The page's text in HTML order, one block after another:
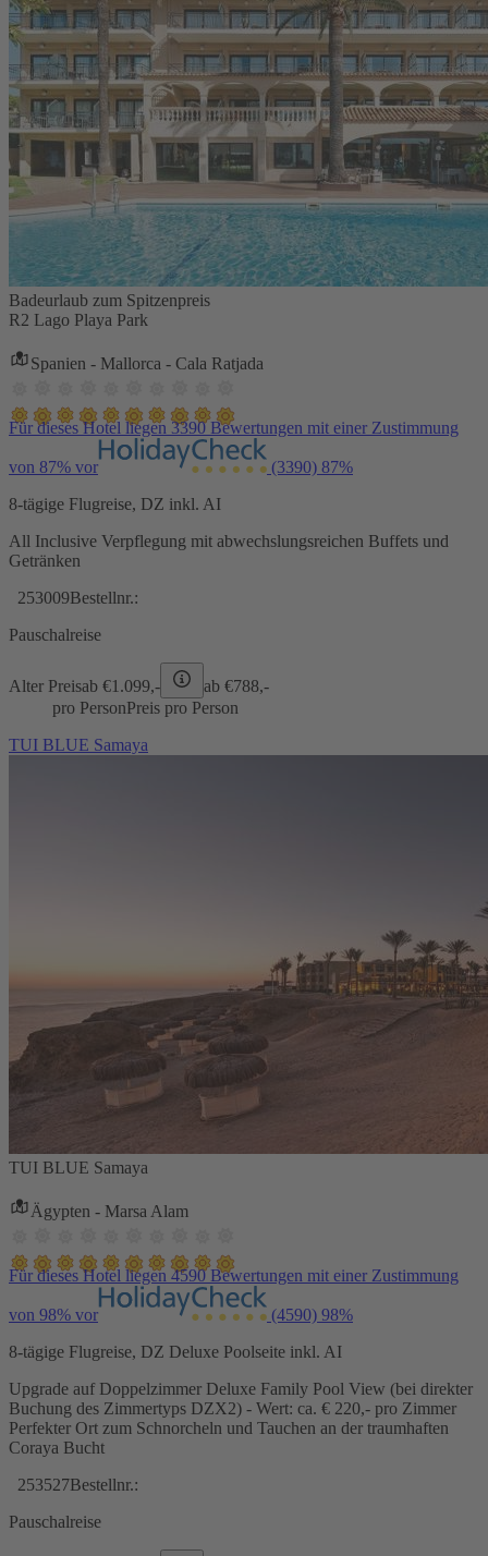
Badeurlaub zum Spitzenpreis
R2 Lago Playa Park
Spanien - Mallorca - Cala Ratjada
Für dieses Hotel liegen 3390 Bewertungen mit einer Zustimmung
von 87% vor (3390) 87%
8-tägige Flugreise, DZ inkl. AI
All Inclusive Verpflegung mit abwechslungsreichen Buffets und
Getränken
253009Bestellnr.:
Pauschalreise
Alter Preisab €1.099,- ab €788,-
pro PersonPreis pro Person
TUI BLUE Samaya
TUI BLUE Samaya
Ägypten - Marsa Alam
Für dieses Hotel liegen 4590 Bewertungen mit einer Zustimmung
von 98% vor (4590) 98%
8-tägige Flugreise, DZ Deluxe Poolseite inkl. AI
Upgrade auf Doppelzimmer Deluxe Family Pool View (bei direkter
Buchung des Zimmertyps DZX2) - Wert: ca. € 220,- pro Zimmer
Perfekter Ort zum Schnorcheln und Tauchen an der traumhaften
Coraya Bucht
253527Bestellnr.:
Pauschalreise